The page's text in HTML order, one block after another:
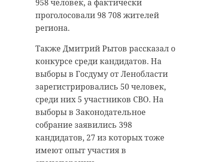
958 человек, а фактически
проголосовали 98 708 жителей
региона.
Также Дмитрий Рытов рассказал о
конкурсе среди кандидатов. На
выборы в Госдуму от Ленобласти
зарегистрировались 50 человек,
среди них 5 участников СВО. На
выборы в Законодательное
собрание заявились 398
кандидатов, 27 из которых тоже
имеют опыт участия в
позволяет посещать музеи и
природные территории, а также
возможностями, в том числе для
людей старшего возраста.
Александр
Дрозденко
рассказал о
преимуществах
лицо перцовый газ.
Пострадавшему понадобилась
помощь врачей — у него
диагностировали химический
ожог глаз. По факту случившегося
завели уголовное дело о
хулиганстве.
Сотрудники Центра по
противодействию экстремизму
установили личность
подозреваемого. Им оказался